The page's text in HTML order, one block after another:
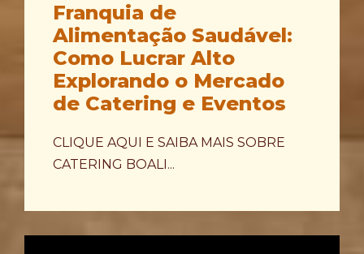
Franquia de
Alimentação Saudável:
Como Lucrar Alto
Explorando o Mercado
de Catering e Eventos
CLIQUE AQUI E SAIBA MAIS SOBRE
CATERING BOALI...